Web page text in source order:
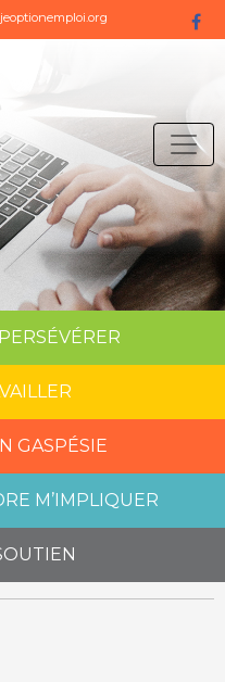
PERSÉVÉRER
GASPÉSIE
M’IMPLIQUER